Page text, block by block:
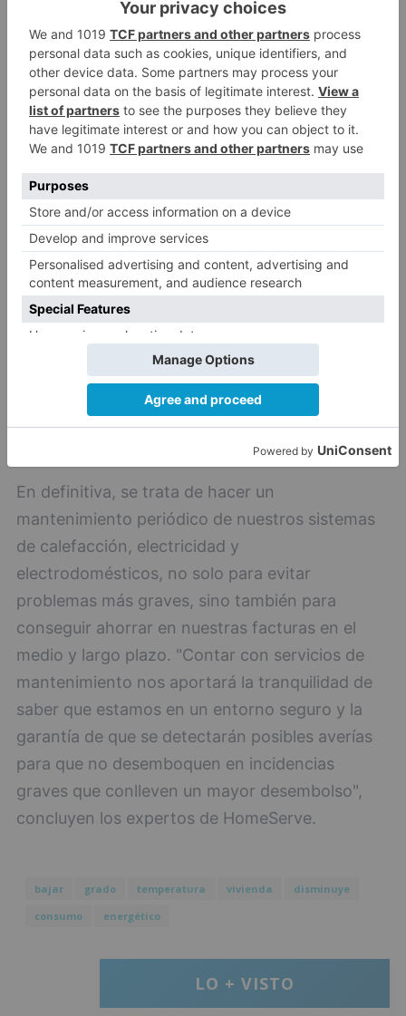
siempre se lleva a cabo y que puede generarnos
más de un problema por exceso de consumo".
Además, inciden en la importancia de
comprobar que la instalación cumple con los
requisitos mínimos para una correcta conexión,
así como de instalar un diferencial para
controlar las subidas y bajadas de la entrada de
energía.
En definitiva, se trata de hacer un
mantenimiento periódico de nuestros sistemas
de calefacción, electricidad y
electrodomésticos, no solo para evitar
problemas más graves, sino también para
conseguir ahorrar en nuestras facturas en el
medio y largo plazo. "Contar con servicios de
mantenimiento nos aportará la tranquilidad de
saber que estamos en un entorno seguro y la
garantía de que se detectarán posibles averías
para que no desemboquen en incidencias
graves que conlleven un mayor desembolso",
concluyen los expertos de HomeServe.
bajar grado temperatura vivienda
disminuye
consumo
energético
LO + VISTO